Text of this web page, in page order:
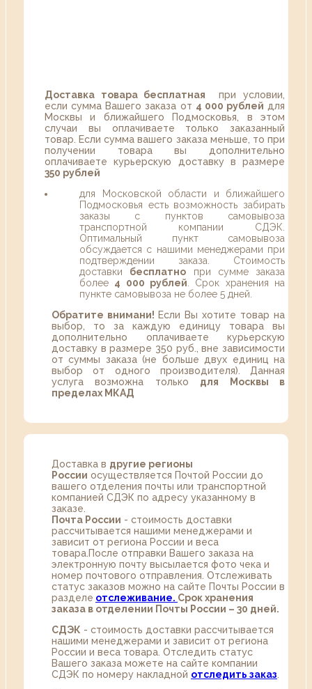
Доставка товара бесплатная при условии,
если сумма Вашего заказа от 4 000 рублей для
Москвы и ближайшего Подмосковья, в этом
случаи вы оплачиваете только заказанный
товар. Если сумма вашего заказа меньше, то при
получении товара вы дополнительно
оплачиваете курьерскую доставку в размере
350 рублей
для Московской области и ближайшего
Подмосковья есть возможность забирать
заказы с пунктов самовывоза
транспортной компании СДЭК.
Оптимальный пункт самовывоза
обсуждается с нашими менеджерами при
подтверждении заказа. Стоимость
доставки бесплатно при сумме заказа
более 4 000 рублей . Срок хранения на
пункте самовывоза не более 5 дней.
Обратите внимани! Если Вы хотите товар на
выбор, то за каждую единицу товара вы
дополнительно оплачиваете курьерскую
доставку в размере 350 руб., вне зависимости
от суммы заказа (не больше двух единиц на
выбор от одного производителя). Данная
услуга возможна только для Москвы в
пределах МКАД
Доставка в другие регионы
России осуществляется Почтой России до
вашего отделения почты или транспортной
компанией СДЭК по адресу указанному в
заказе.
Почта России - стоимость доставки
рассчитывается нашими менеджерами и
зависит от региона России и веса
товара.После отправки Вашего заказа на
электронную почту высылается фото чека и
номер почтового отправления. Отслеживать
статус заказов можно на сайте Почты России в
разделе oтслеживание. Срок хранения
заказа в отделении Почты России – 30 дней.
СДЭК - стоимость доставки рассчитывается
нашими менеджерами и зависит от региона
России и веса товара. Отследить статус
Вашего заказа можете на сайте компании
СДЭК по номеру накладной отследить заказ